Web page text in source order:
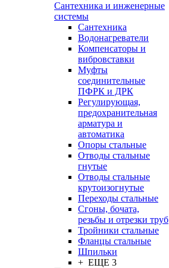
Сантехника и инженерные
системы
Сантехника
Водонагреватели
Компенсаторы и
вибровставки
Муфты
соединительные
ПФРК и ДРК
Регулирующая,
предохранительная
арматура и
автоматика
Опоры стальные
Отводы стальные
гнутые
Отводы стальные
крутоизогнутые
Переходы стальные
Сгоны, бочата,
резьбы и отрезки труб
Тройники стальные
Фланцы стальные
Шпильки
+ ЕЩЕ 3